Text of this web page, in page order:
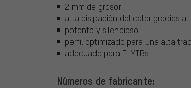
2 mm de grosor
alta disipación del calor gracias a
potente y silencioso
perfil optimizado para una alta
adecuado para E-MTBs
Números de fabricante: